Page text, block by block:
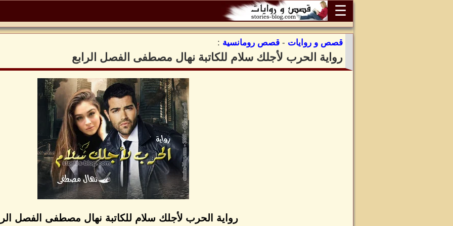
☰
قصص و روايات - قصص رومانسية :
رواية الحرب لأجلك سلام للكاتبة نهال مصطفى الفصل الرابع
رواية الحرب لأجلك سلام للكاتبة نهال مصطفى الفصل